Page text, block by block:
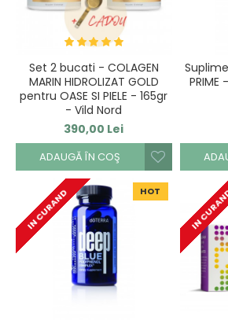
Set 2 bucati - COLAGEN
MARIN HIDROLIZAT GOLD
pentru OASE SI PIELE - 165gr
- Vild Nord
390,00 Lei
ADAUGĂ ÎN COŞ
HOT
IN CURAND IN